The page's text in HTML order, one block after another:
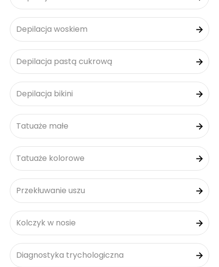
Depilacja woskiem
Depilacja pastą cukrową
Depilacja bikini
Tatuaże małe
Tatuaże kolorowe
Przekłuwanie uszu
Kolczyk w nosie
Diagnostyka trychologiczna